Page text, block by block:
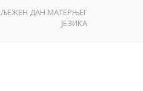
ДАН МАТЕРЊЕГ
ЈЕЗИКА